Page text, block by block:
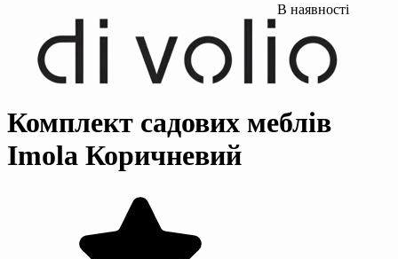
В наявності
Комплект садових меблів
Imola Коричневий